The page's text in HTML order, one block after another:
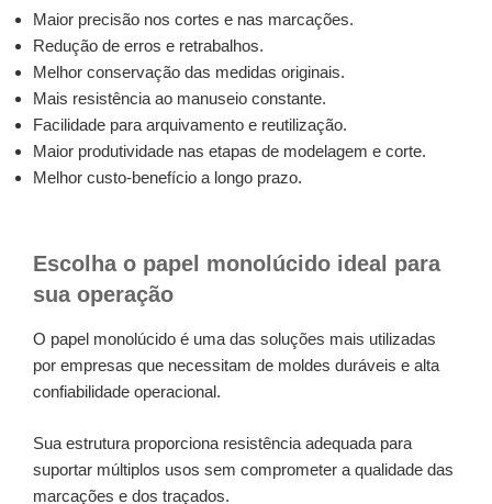
Maior precisão nos cortes e nas marcações.
Redução de erros e retrabalhos.
Melhor conservação das medidas originais.
Mais resistência ao manuseio constante.
Facilidade para arquivamento e reutilização.
Maior produtividade nas etapas de modelagem e corte.
Melhor custo-benefício a longo prazo.
Escolha o papel monolúcido ideal para
sua operação
O papel monolúcido é uma das soluções mais utilizadas
por empresas que necessitam de moldes duráveis e alta
confiabilidade operacional.
Sua estrutura proporciona resistência adequada para
suportar múltiplos usos sem comprometer a qualidade das
marcações e dos traçados.